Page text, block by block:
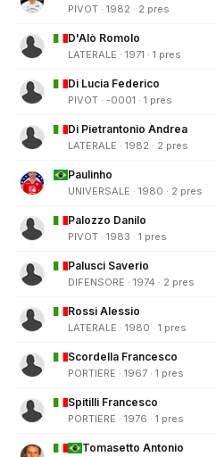
PIVOT · 1982 · 2 pres
D'Alò Romolo
LATERALE · 1971 · 1 pres
Di Lucia Federico
PIVOT · -0001 · 1 pres
Di Pietrantonio Andrea
LATERALE · 1982 · 2 pres
Paulinho
UNIVERSALE · 1980 · 2 pres
Palozzo Danilo
PIVOT · 1983 · 1 pres
Palusci Saverio
DIFENSORE · 1974 · 2 pres
Rossi Alessio
LATERALE · 1980 · 1 pres
Scordella Francesco
PORTIERE · 1967 · 1 pres
Spitilli Francesco
PORTIERE · 1976 · 1 pres
Tomasetto Antonio